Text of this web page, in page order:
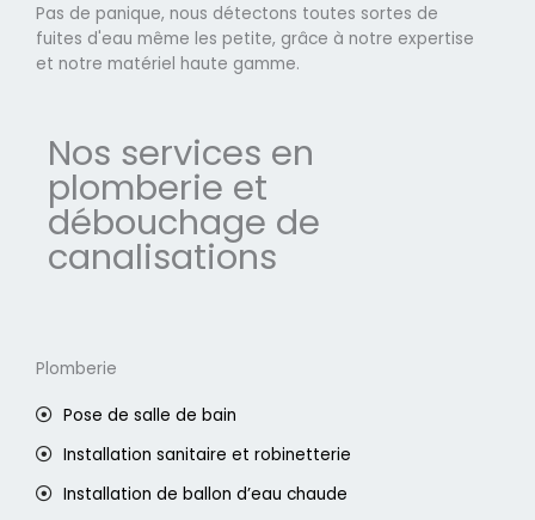
Pas de panique, nous détectons toutes sortes de
fuites d'eau même les petite, grâce à notre expertise
et notre matériel haute gamme.
Nos services en
plomberie et
débouchage de
canalisations
Plomberie
Pose de salle de bain
Installation sanitaire et robinetterie
Installation de ballon d’eau chaude